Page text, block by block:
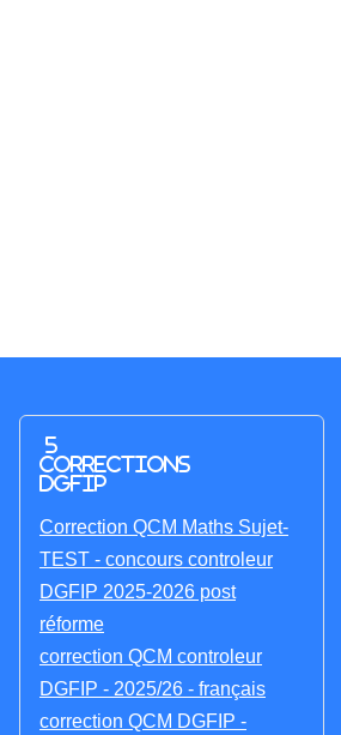
5
corrections
DGFIP
Correction QCM Maths Sujet-
TEST - concours controleur
DGFIP 2025-2026 post
réforme
correction QCM controleur
DGFIP - 2025/26 - français
correction QCM DGFIP -